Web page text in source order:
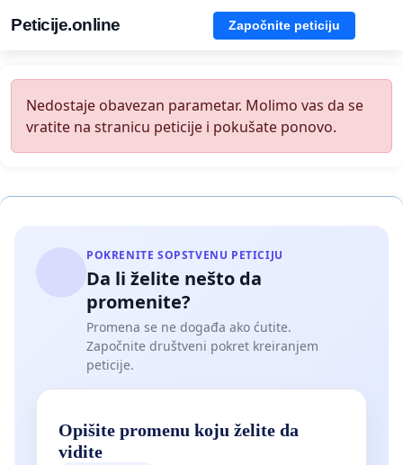
Peticije.online Započnite peticiju
Nedostaje obavezan parametar. Molimo vas da se
vratite na stranicu peticije i pokušate ponovo.
POKRENITE SOPSTVENU PETICIJU
Da li želite nešto da
promenite?
Promena se ne događa ako ćutite.
Započnite društveni pokret kreiranjem
peticije.
Opišite promenu koju želite da
vidite